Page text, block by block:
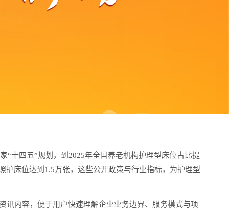
“十四五”规划，到2025年全国养老机构护理型床位占比提
护床位达到1.5万张，这些公开政策与行业指标，为护理型
讯内容，便于用户快速理解企业业务边界、服务模式与项